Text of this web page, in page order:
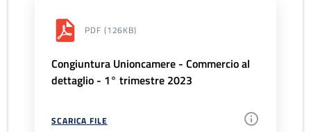
PDF (126KB)
Congiuntura Unioncamere - Commercio al
dettaglio - 1° trimestre 2023
SCARICA FILE